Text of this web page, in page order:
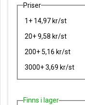
Priser
1+ 14,97 kr/st
20+ 9,58 kr/st
200+ 5,16 kr/st
3000+ 3,69 kr/st
Finns i lager